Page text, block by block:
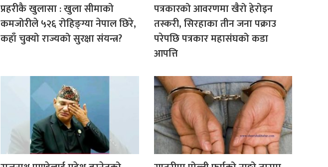
प्रहरीकै खुलासा : खुला सीमाको
कमजोरीले ५२६ रोहिङ्ग्या नेपाल छिरे,
कहाँ चुक्यो राज्यको सुरक्षा संयन्त्र?
पत्रकारको आवरणमा खैरो हेरोइन
तस्करी, सिरहाका तीन जना पक्राउ
परेपछि पत्रकार महासंघको कडा
आपत्ति